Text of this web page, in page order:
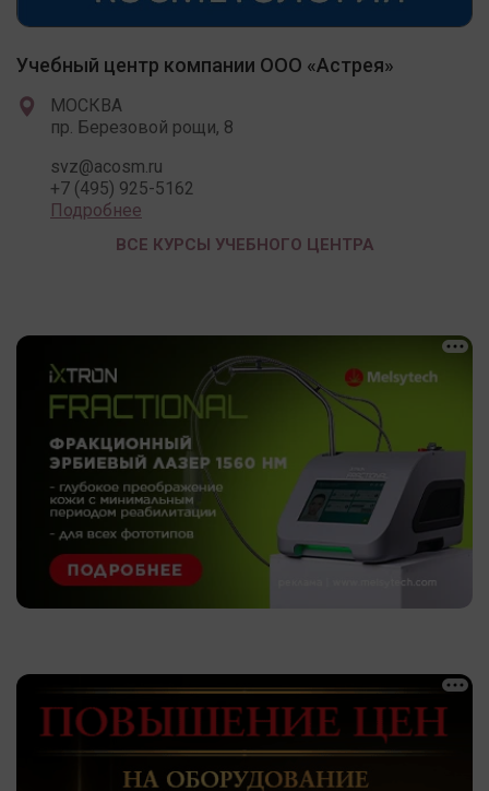
Учебный центр компании ООО «Астрея»
МОСКВА
пр. Березовой рощи, 8
svz@acosm.ru
+7 (495) 925-5162
Подробнее
ВСЕ КУРСЫ УЧЕБНОГО ЦЕНТРА